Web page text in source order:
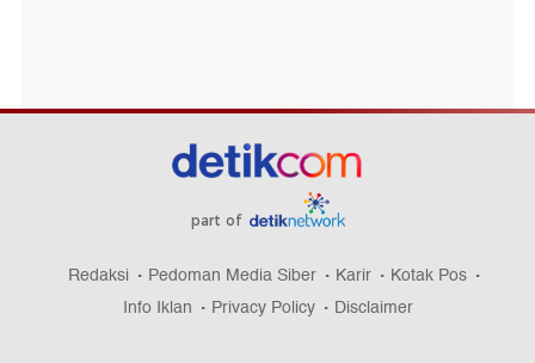
part of
Redaksi Pedoman Media Siber Karir
Kotak Pos
Info Iklan
Privacy Policy Disclaimer